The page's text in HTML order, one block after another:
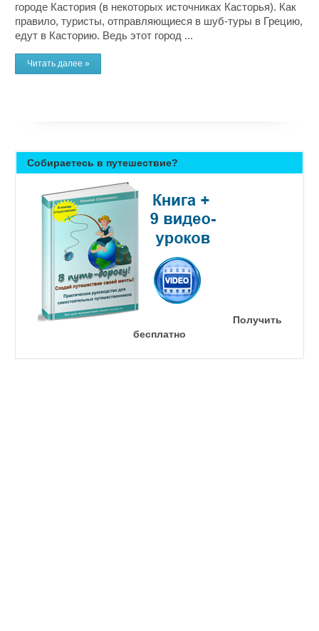
городе Кастория (в некоторых источниках Касторья). Как
правило, туристы, отправляющиеся в шуб-туры в Грецию,
едут в Касторию. Ведь этот город ...
Читать далее »
Собираетесь в путешествие?
Получить
бесплатно